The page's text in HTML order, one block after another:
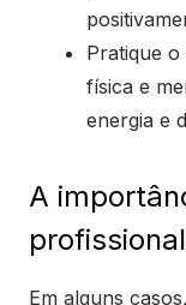
Pratique o
física e
energia e
A
profissional
Em alguns